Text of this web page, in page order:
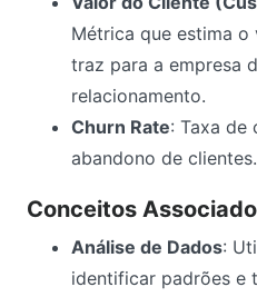
Métrica que estima
traz para a empresa
relacionamento.
Churn Rate: Taxa de
abandono de clientes.
Conceitos
Análise de Dados:
identificar padrões e